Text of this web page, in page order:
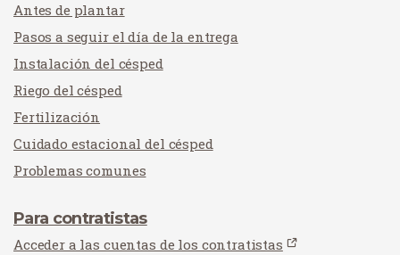
Antes de plantar
Pasos a seguir el día de la entrega
Instalación del césped
Riego del césped
Fertilización
Cuidado estacional del césped
Problemas comunes
Para contratistas
Acceder a las cuentas de los contratistas